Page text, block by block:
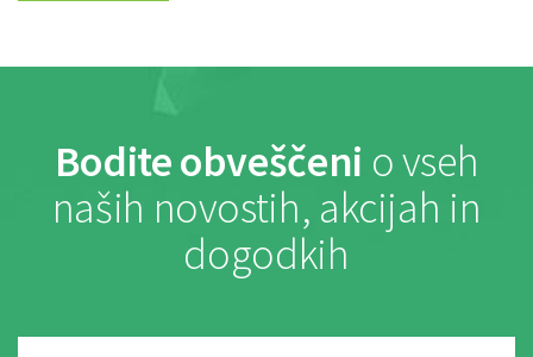
Bodite obveščeni o vseh
naših novostih, akcijah in
dogodkih